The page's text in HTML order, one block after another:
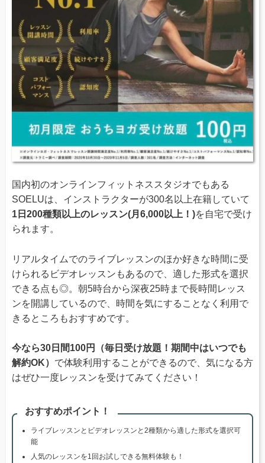
国内初のオンラインフィットネススタジオでもある
SOELUは、インストラクターが300名以上在籍していて
1日200種類以上のレッスン(月6,000以上！)を自宅で受け
られます。
リアルタイムでのライブレッスンのほか好きな時間に受
けられるビデオレッスンもあるので、適した形式を選択
できる点も◎。朝5時台から深夜25時まで長時間レッス
ンを開講しているので、時間を気にすることなく利用で
きるところもおすすめです。
今なら30日間100円（毎日受け放題！期間中はいつでも
解約OK） で体験利用することができるので、気になる方
はぜひ一度レッスンを受けてみてください！
おすすめポイント！
ライブレッスンとビデオレッスンと2種類から適した形式を選択可
能
人気のレッスンを1回お試しできる無料体験も！